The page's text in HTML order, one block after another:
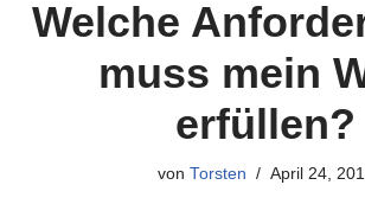
Welche
muss mein
erfüllen?
von Torsten April 24,